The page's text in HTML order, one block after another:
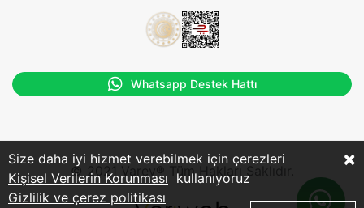
Whatsapp Destek Hattı
© 2021 Varev® Tüm Hakları Saklıdır.
×
Size daha iyi hizmet verebilmek için çerezleri
kullanıyoruz
Kişisel Verilerin Korunması
Gizlilik ve çerez politikası